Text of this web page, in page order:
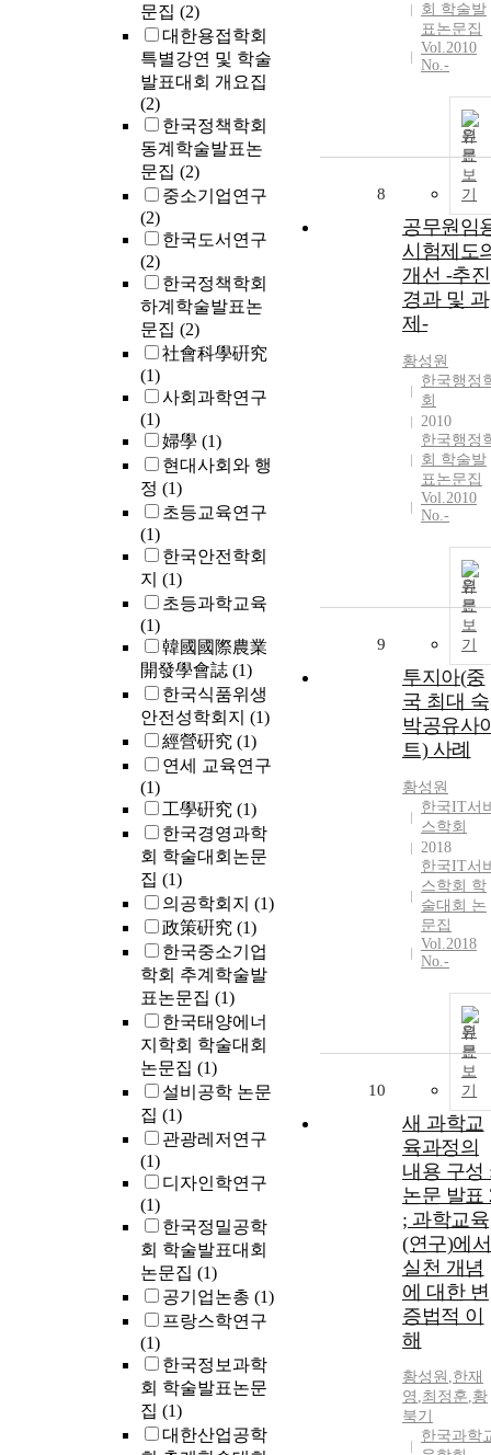
문집 (2)
대한용접학회
특별강연 및 학술
발표대회 개요집
(2)
한국정책학회
동계학술발표논
문집 (2)
중소기업연구
(2)
한국도서연구
(2)
한국정책학회
하계학술발표논
문집 (2)
社會科學硏究
(1)
사회과학연구
(1)
婦學 (1)
현대사회와 행
정 (1)
초등교육연구
(1)
한국안전학회
지 (1)
초등과학교육
(1)
韓國國際農業
開發學會誌 (1)
한국식품위생
안전성학회지 (1)
經營硏究 (1)
연세 교육연구
(1)
工學硏究 (1)
한국경영과학
회 학술대회논문
집 (1)
의공학회지 (1)
政策硏究 (1)
한국중소기업
학회 추계학술발
표논문집 (1)
한국태양에너
지학회 학술대회
논문집 (1)
설비공학 논문
집 (1)
관광레저연구
(1)
디자인학연구
(1)
한국정밀공학
회 학술발표대회
논문집 (1)
공기업논총 (1)
프랑스학연구
(1)
한국정보과학
회 학술발표논문
집 (1)
대한산업공학
회 학술발
표논문집
Vol.2010
No.-
원
문
보
기
8
공무원임
시험제도
개선 -추진
경과 및 과
제-
황성원
한국행정
회
2010
한국행정
회 학술발
표논문집
Vol.2010
No.-
원
문
보
기
9
투지아(중
국 최대 숙
박공유사
트) 사례
황성원
한국IT서
스학회
2018
한국IT서
스학회 학
술대회 논
문집
Vol.2018
No.-
원
문
보
기
10
새 과학교
육과정의
내용 구성
논문 발표
; 과학교육
(연구)에서
실천 개념
에 대한 변
증법적 이
해
황성원 ,한재
영 ,최정훈,황
북기
한국과학